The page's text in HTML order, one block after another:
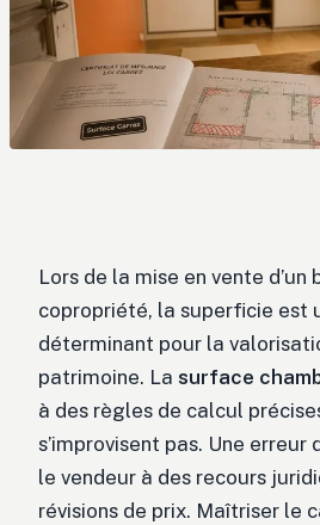
Lors de la mise en vente d’un
copropriété, la superficie est
déterminant pour la
patrimoine. La surface
à des règles de calcul
s’improvisent pas. Une
le vendeur à des recours
révisions de prix. Maîtriser le